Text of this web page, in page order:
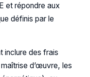
et répondre aux
définis par le
inclure des frais
d’œuvre, les